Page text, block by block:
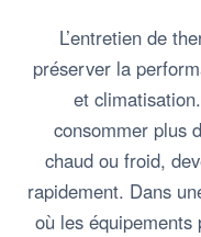
L’entretien de
préserver la
et
consommer plus
chaud ou froid,
rapidement. Dans
où les